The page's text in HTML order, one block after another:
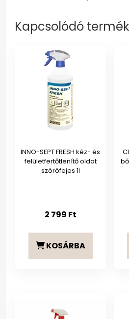
Kapcsolódó
INNO-SEPT FRESH kéz- és
felületfertőtlenítő oldat
szórófejes 1l
2 799 Ft
KOSÁRBA